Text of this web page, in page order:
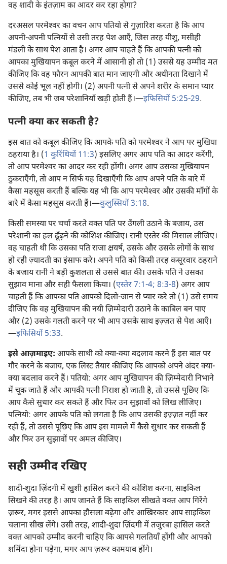
वह शादी के इंतज़ाम का आदर कर रहा होगा?
दरअसल परमेश्‍वर का वचन आप पतियो से गुज़ारिश करता है कि आप
अपनी-अपनी पत्नियों से उसी तरह पेश आएँ, जिस तरह यीशु, मसीही
मंडली के साथ पेश आता है। अगर आप चाहते हैं कि आपकी पत्नी को
आपका मुखियापन कबूल करने में आसानी हो तो (1) उससे यह उम्मीद मत
कीजिए कि वह फौरन आपकी बात मान जाएगी और अधीनता दिखाने में
उससे कोई भूल नहीं होगी। (2) अपनी पत्नी से अपने शरीर के समान प्यार
कीजिए, तब भी जब परेशानियाँ खड़ी होती हैं।—इफिसियों 5:25-29.
पत्नी क्या कर सकती है?
इस बात को कबूल कीजिए कि आपके पति को परमेश्‍वर ने आप पर मुखिया
ठहराया है। (1 कुरिंथियों 11:3) इसलिए अगर आप पति का आदर करेंगी,
तो आप परमेश्‍वर का आदर कर रही होंगी। अगर आप उसका मुखियापन
ठुकराएँगी, तो आप न सिर्फ यह दिखाएँगी कि आप अपने पति के बारे में
कैसा महसूस करती हैं बल्कि यह भी कि आप परमेश्‍वर और उसकी माँगों के
बारे में कैसा महसूस करती हैं।—कुलुस्सियों 3:18.
किसी समस्या पर चर्चा करते वक्‍त पति पर उँगली उठाने के बजाय, उस
परेशानी का हल ढूँढ़ने की कोशिश कीजिए। रानी एस्तेर की मिसाल लीजिए।
वह चाहती थी कि उसका पति राजा क्षयर्ष, उसके और उसके लोगों के साथ
हो रही ज़्यादती का इंसाफ करे। अपने पति को किसी तरह कसूरवार ठहराने
के बजाय रानी ने बड़ी कुशलता से उससे बात की। उसके पति ने उसका
सुझाव माना और सही फैसला किया। (एस्तेर 7:1-4; 8:3-8) अगर आप
चाहती हैं कि आपका पति आपको दिलो-जान से प्यार करे तो (1) उसे समय
दीजिए कि वह मुखियापन की नयी ज़िम्मेदारी उठाने के काबिल बन पाए
और (2) उसके गलती करने पर भी आप उसके साथ इज़्ज़त से पेश आएँ।
—इफिसियों 5:33.
इसे आज़माइए: आपके साथी को क्या-क्या बदलाव करने हैं इस बात पर
गौर करने के बजाय, एक लिस्ट तैयार कीजिए कि आपको अपने अंदर क्या-
क्या बदलाव करने हैं। पतियो: अगर आप मुखियापन की ज़िम्मेदारी निभाने
में चूक जाते हैं और आपकी पत्नी निराश हो जाती है, तो उससे पूछिए कि
आप कैसे सुधार कर सकते हैं और फिर उन सुझावों को लिख लीजिए।
पत्नियो: अगर आपके पति को लगता है कि आप उसकी इज़्ज़त नहीं कर
रही हैं, तो उससे पूछिए कि आप इस मामले में कैसे सुधार कर सकती हैं
और फिर उन सुझावों पर अमल कीजिए।
सही उम्मीद रखिए
शादी-शुदा ज़िंदगी में खुशी हासिल करने की कोशिश करना, साइकिल
सिखने की तरह है। आप जानते हैं कि साइकिल सीखते वक्‍त आप गिरेंगे
ज़रूर, मगर इससे आपका हौसला बढ़ेगा और आखिरकार आप साइकिल
चलाना सीख लेंगे। उसी तरह, शादी-शुदा ज़िंदगी में तजुरबा हासिल करते
वक्‍त आपको उम्मीद करनी चाहिए कि आपसे गलतियाँ होंगी और आपको
शर्मिंदा होना पड़ेगा, मगर आप ज़रूर कामयाब होंगे।